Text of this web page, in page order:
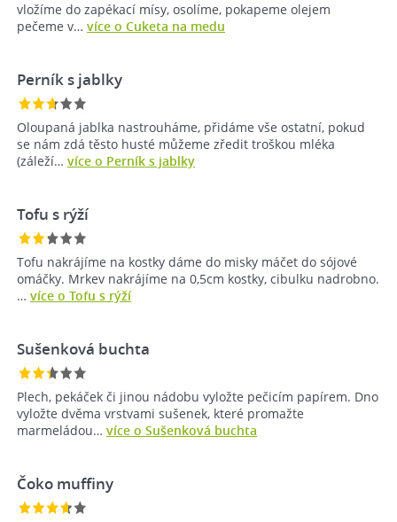
vložíme do zapékací mísy, osolíme, pokapeme olejem
pečeme v… více o Cuketa na medu
Perník s jablky
Oloupaná jablka nastrouháme, přidáme vše ostatní, pokud
se nám zdá těsto husté můžeme zředit troškou mléka
(záleží… více o Perník s jablky
Tofu s rýží
Tofu nakrájíme na kostky dáme do misky máčet do sójové
omáčky. Mrkev nakrájíme na 0,5cm kostky, cibulku nadrobno.
… více o Tofu s rýží
Sušenková buchta
Plech, pekáček či jinou nádobu vyložte pečicím papírem. Dno
vyložte dvěma vrstvami sušenek, které promažte
marmeládou… více o Sušenková buchta
Čoko muffiny